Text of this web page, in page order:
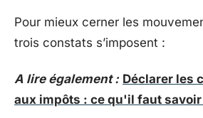
Pour mieux cerner les
trois constats s’imposent :
A lire également : Déclarer les
aux impôts : ce qu'il faut